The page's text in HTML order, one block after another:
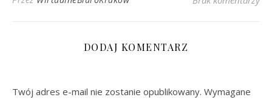
DODAJ KOMENTARZ
Twój adres e-mail nie zostanie opublikowany. Wymagane